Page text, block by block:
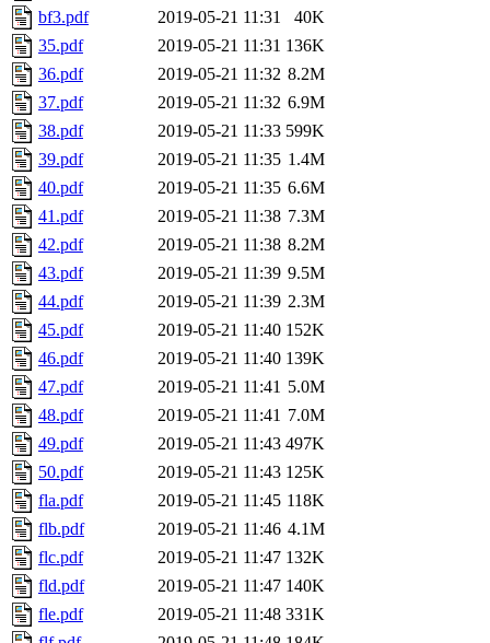
bf3.pdf
2019-05-21 11:31
40K
35.pdf
2019-05-21 11:31 136K
36.pdf
2019-05-21 11:32 8.2M
37.pdf
2019-05-21 11:32 6.9M
38.pdf
2019-05-21 11:33 599K
39.pdf
2019-05-21 11:35 1.4M
40.pdf
2019-05-21 11:35 6.6M
41.pdf
2019-05-21 11:38 7.3M
42.pdf
2019-05-21 11:38 8.2M
43.pdf
2019-05-21 11:39 9.5M
44.pdf
2019-05-21 11:39 2.3M
45.pdf
2019-05-21 11:40 152K
46.pdf
2019-05-21 11:40 139K
47.pdf
2019-05-21 11:41 5.0M
48.pdf
2019-05-21 11:41 7.0M
49.pdf
2019-05-21 11:43 497K
50.pdf
2019-05-21 11:43 125K
fla.pdf
2019-05-21 11:45 118K
flb.pdf
2019-05-21 11:46 4.1M
flc.pdf
2019-05-21 11:47 132K
fld.pdf
2019-05-21 11:47 140K
fle.pdf
2019-05-21 11:48 331K